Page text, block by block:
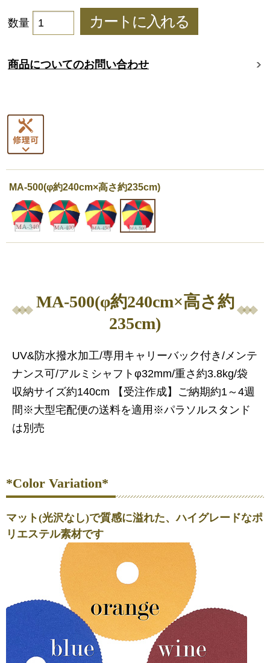
数量
商品についてのお問い合わせ
MA-500(φ約240cm×高さ約235cm)
MA-500(φ約240cm×高さ約
235cm)
UV&防水撥水加工/専用キャリーバック付き/メンテ
ナンス可/アルミシャフトφ32mm/重さ約3.8kg/袋
収納サイズ約140cm 【受注作成】ご納期約1～4週
間※大型宅配便の送料を適用※パラソルスタンド
は別売
*Color Variation*
マット(光沢なし)で質感に溢れた、ハイグレードなポ
リエステル素材です